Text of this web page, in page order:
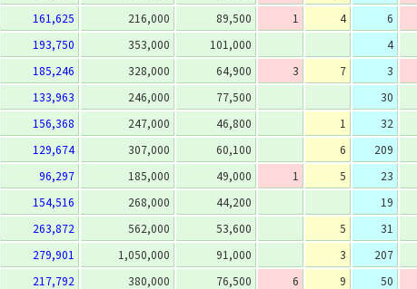
161,625 216,000 89,500 1 4 6
193,750 353,000 101,000 4
185,246 328,000 64,900 3 7 3
133,963 246,000 77,500 30
156,368 247,000 46,800 1 32
129,674 307,000 60,100 6 209
96,297 185,000 49,000 1 5 23
154,516 268,000 44,200 19
263,872 562,000 53,600 5 31
279,901 1,050,000 91,000 3 207
217,792 380,000 76,500 6 9 50